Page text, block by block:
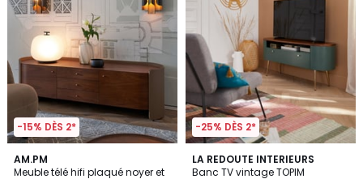
-15% DÈS 2*
AM.PM
Meuble télé hifi plaqué noyer et
4,2
/ 5
-25% DÈS 2*
LA REDOUTE INTERIEURS
Banc TV vintage TOPIM
4,6
/ 5